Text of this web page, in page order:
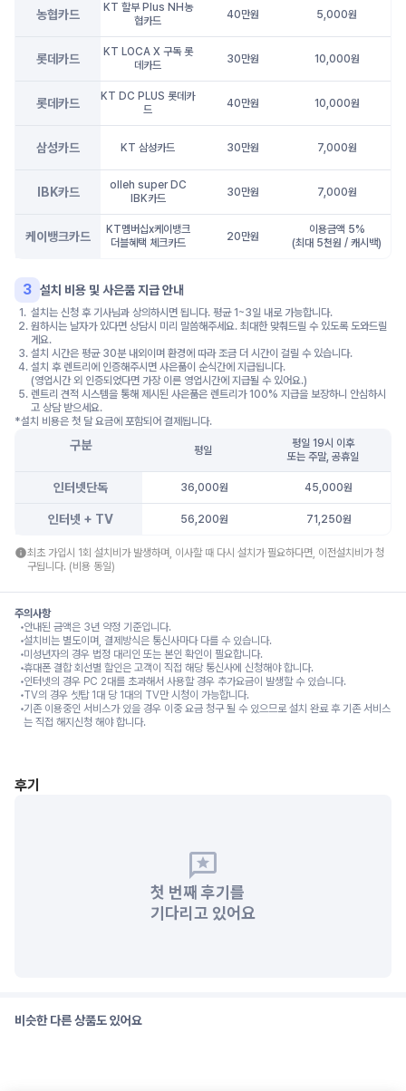
농협카드
KT 할부 Plus NH농
협카드
40만원 5,000원
롯데카드
KT LOCA X 구독 롯
데카드
30만원 10,000원
롯데카드
KT DC PLUS 롯데카
드
40만원 10,000원
삼성카드 KT 삼성카드 30만원 7,000원
IBK카드
olleh super DC
IBK카드
30만원 7,000원
케이뱅크카드
KT멤버십x케이뱅크
더블혜택 체크카드
20만원
이용금액 5%
(최대 5천원 / 캐시백)
3 설치 비용 및 사은품 지급 안내
1 . 설치는 신청 후 기사님과 상의하시면 됩니다. 평균 1~3일 내로 가능합니다.
2. 원하시는 날자가 있다면 상담시 미리 말씀해주세요. 최대한 맞춰드릴 수 있도록 도와드릴
게요.
3. 설치 시간은 평균 30분 내외이며 환경에 따라 조금 더 시간이 걸릴 수 있습니다.
4. 설치 후 렌트리에 인증해주시면 사은품이 순식간에 지급됩니다.
(영업시간 외 인증되었다면 가장 이른 영업시간에 지급될 수 있어요.)
5. 렌트리 견적 시스템을 통해 제시된 사은품은 렌트리가 100% 지급을 보장하니 안심하시
고 상담 받으세요.
*설치 비용은 첫 달 요금에 포함되어 결제됩니다.
구분 평일
평일 19시 이후
또는 주말, 공휴일
인터넷단독 36,000원 45,000원
인터넷 + TV 56,200원 71,250원
최초 가입시 1회 설치비가 발생하며, 이사할 때 다시 설치가 필요하다면, 이전설치비가 청
구됩니다. (비용 동일)
주의사항
안내된 금액은 3년 약정 기준입니다.
설치비는 별도이며, 결제방식은 통신사마다 다를 수 있습니다.
미성년자의 경우 법정 대리인 또는 본인 확인이 필요합니다.
휴대폰 결합 회선별 할인은 고객이 직접 해당 통신사에 신청해야 합니다.
인터넷의 경우 PC 2대를 초과해서 사용할 경우 추가요금이 발생할 수 있습니다.
TV의 경우 셋탑 1대 당 1대의 TV만 시청이 가능합니다.
기존 이용중인 서비스가 있을 경우 이중 요금 청구 될 수 있으므로 설치 완료 후 기존 서비스
는 직접 해지신청 해야 합니다.
후기
첫 번째 후기를
기다리고 있어요
비슷한 다른 상품도 있어요